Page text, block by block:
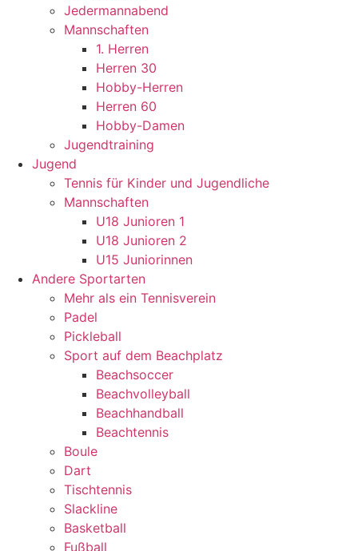
Jedermannabend
Mannschaften
1. Herren
Herren 30
Hobby-Herren
Herren 60
Hobby-Damen
Jugendtraining
Jugend
Tennis für Kinder und Jugendliche
Mannschaften
U18 Junioren 1
U18 Junioren 2
U15 Juniorinnen
Andere Sportarten
Mehr als ein Tennisverein
Padel
Pickleball
Sport auf dem Beachplatz
Beachsoccer
Beachvolleyball
Beachhandball
Beachtennis
Boule
Dart
Tischtennis
Slackline
Basketball
Fußball